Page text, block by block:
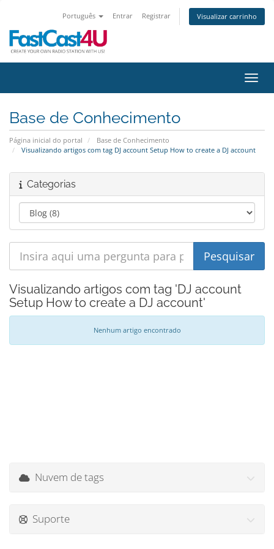
Português Entrar Registrar Visualizar carrinho
Base de Conhecimento
Página inicial do portal
Base de Conhecimento
Visualizando artigos com tag DJ account Setup How to create a DJ account
Categorias
Visualizando artigos com tag 'DJ account
Setup How to create a DJ account'
Nenhum artigo encontrado
Nuvem de tags
Suporte